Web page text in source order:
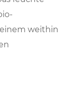
weithin